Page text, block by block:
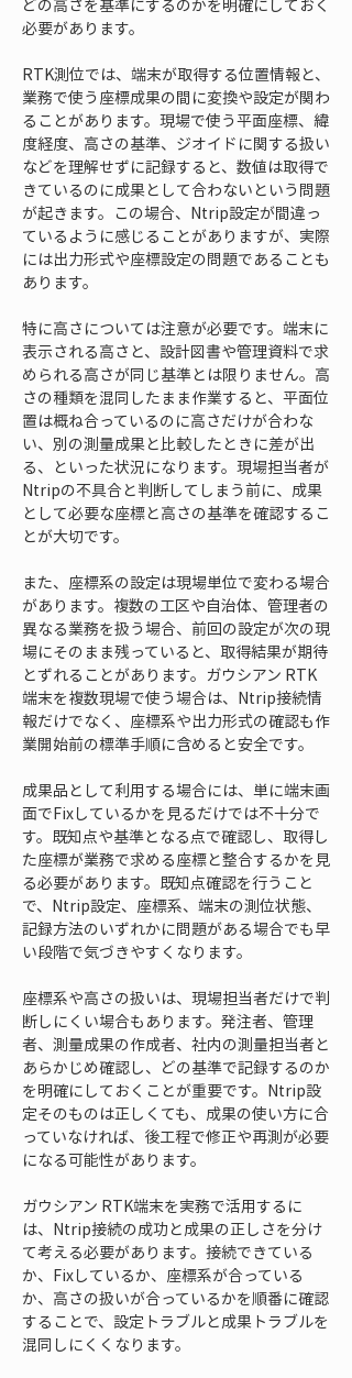
どの高さを基準にするのかを明確にしておく
必要があります。
RTK測位では、端末が取得する位置情報と、
業務で使う座標成果の間に変換や設定が関わ
ることがあります。現場で使う平面座標、緯
度経度、高さの基準、ジオイドに関する扱い
などを理解せずに記録すると、数値は取得で
きているのに成果として合わないという問題
が起きます。この場合、Ntrip設定が間違っ
ているように感じることがありますが、実際
には出力形式や座標設定の問題であることも
あります。
特に高さについては注意が必要です。端末に
表示される高さと、設計図書や管理資料で求
められる高さが同じ基準とは限りません。高
さの種類を混同したまま作業すると、平面位
置は概ね合っているのに高さだけが合わな
い、別の測量成果と比較したときに差が出
る、といった状況になります。現場担当者が
Ntripの不具合と判断してしまう前に、成果
として必要な座標と高さの基準を確認するこ
とが大切です。
また、座標系の設定は現場単位で変わる場合
があります。複数の工区や自治体、管理者の
異なる業務を扱う場合、前回の設定が次の現
場にそのまま残っていると、取得結果が期待
とずれることがあります。ガウシアン RTK
端末を複数現場で使う場合は、Ntrip接続情
報だけでなく、座標系や出力形式の確認も作
業開始前の標準手順に含めると安全です。
成果品として利用する場合には、単に端末画
面でFixしているかを見るだけでは不十分で
す。既知点や基準となる点で確認し、取得し
た座標が業務で求める座標と整合するかを見
る必要があります。既知点確認を行うこと
で、Ntrip設定、座標系、端末の測位状態、
記録方法のいずれかに問題がある場合でも早
い段階で気づきやすくなります。
座標系や高さの扱いは、現場担当者だけで判
断しにくい場合もあります。発注者、管理
者、測量成果の作成者、社内の測量担当者と
あらかじめ確認し、どの基準で記録するのか
を明確にしておくことが重要です。Ntrip設
定そのものは正しくても、成果の使い方に合
っていなければ、後工程で修正や再測が必要
になる可能性があります。
ガウシアン RTK端末を実務で活用するに
は、Ntrip接続の成功と成果の正しさを分け
て考える必要があります。接続できている
か、Fixしているか、座標系が合っている
か、高さの扱いが合っているかを順番に確認
することで、設定トラブルと成果トラブルを
混同しにくくなります。